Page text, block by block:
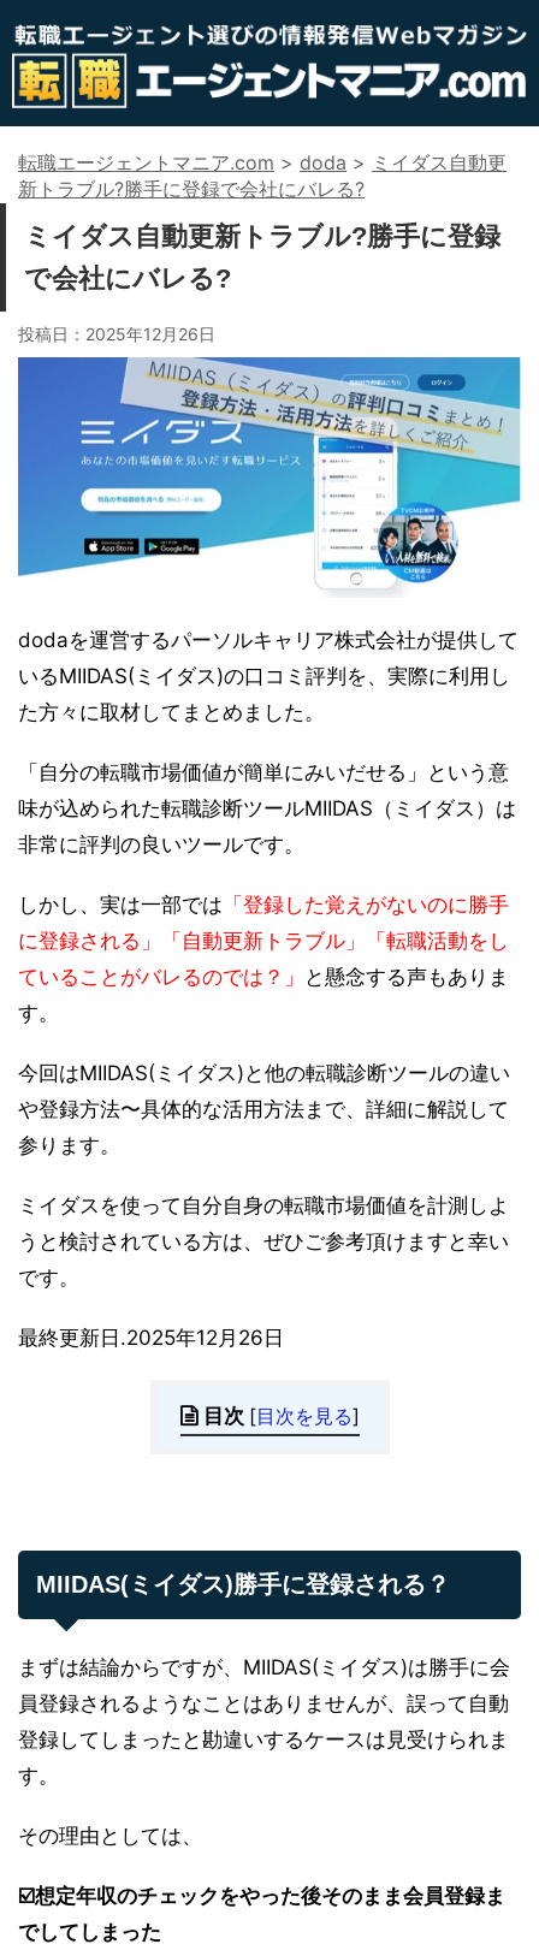
転職エージェントマニア.com > doda > ミイダス自動更
新トラブル?勝手に登録で会社にバレる?
ミイダス自動更新トラブル?勝手に登録
で会社にバレる?
投稿日： 2025年12月26日
dodaを運営するパーソルキャリア株式会社が提供して
いるMIIDAS(ミイダス)の口コミ評判を、実際に利用し
た方々に取材してまとめました。
「自分の転職市場価値が簡単にみいだせる」という意
味が込められた転職診断ツールMIIDAS（ミイダス）は
非常に評判の良いツールです。
しかし、実は一部では 「登録した覚えがないのに勝手
に登録される」「自動更新トラブル」「転職活動をし
ていることがバレるのでは？」
と懸念する声もありま
す。
今回はMIIDAS(ミイダス)と他の転職診断ツールの違い
や登録方法〜具体的な活用方法まで、詳細に解説して
参ります。
ミイダスを使って自分自身の転職市場価値を計測しよ
うと検討されている方は、ぜひご参考頂けますと幸い
です。
最終更新日.2025年12月26日
目次 [目次を見る]
MIIDAS(ミイダス)勝手に登録される？
まずは結論からですが、MIIDAS(ミイダス)は勝手に会
員登録されるようなことはありませんが、誤って自動
登録してしまったと勘違いするケースは見受けられま
す。
その理由としては、
☑️想定年収のチェックをやった後そのまま会員登録ま
でしてしまった